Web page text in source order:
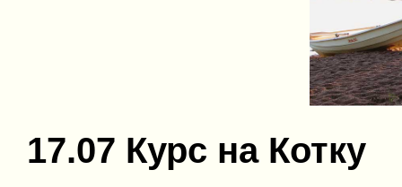
17.07 Курс на Котку